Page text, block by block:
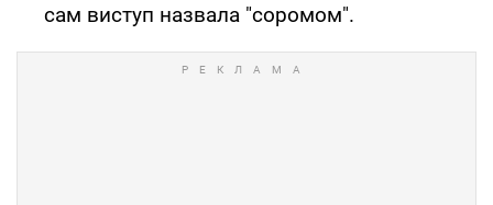
сам виступ назвала "соромом".